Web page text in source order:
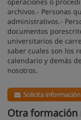
archivos.- Personas
administrativos.-
documentos
universitarios de
saber cuales son los
calendario y demás
nosotros.
Solicita información
Otra formación